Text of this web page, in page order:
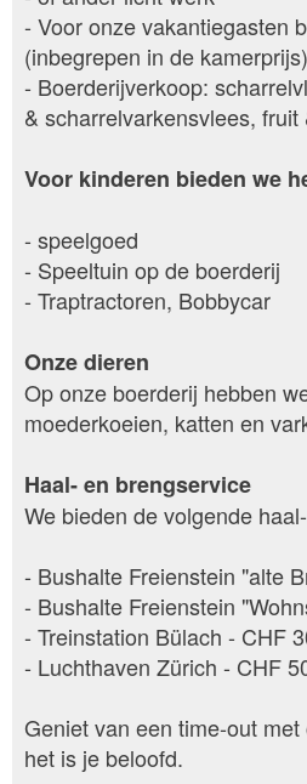
- Voor onze vakantiegasten
(inbegrepen in de
- Boerderijverkoop:
& scharrelvarkensvlees, fruit
Voor kinderen bieden we
- speelgoed
- Speeltuin op de boerderij
- Traptractoren, Bobbycar
Onze dieren
Op onze boerderij hebben
moederkoeien, katten en
Haal- en brengservice
We bieden de volgende
- Bushalte Freienstein "alte
- Bushalte Freienstein
- Treinstation Bülach - CHF
- Luchthaven Zürich - CHF
Geniet van een time-out
het is je beloofd.